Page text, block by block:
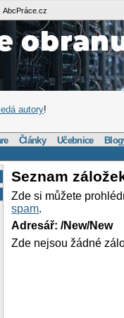
AbcPráce.cz
autory!
Články Učebnice
Seznam
Zde si můžete
spam.
Adresář: /New/New
Zde nejsou žádné